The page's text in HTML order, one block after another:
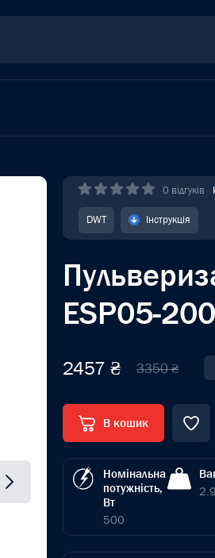
0 відгуків
DWT Інструкція
ESP05-
2457 ₴ 3350 ₴
В кошик
Номінальна
потужність,
Вт
500
2.9